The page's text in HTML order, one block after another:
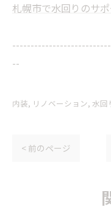
札幌市で水回りのサ
--
内装 リノベーション 水回
< 前のページ